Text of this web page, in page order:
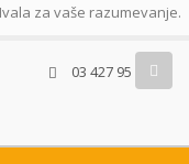
za vaše razumevanje.
03 427 95 00